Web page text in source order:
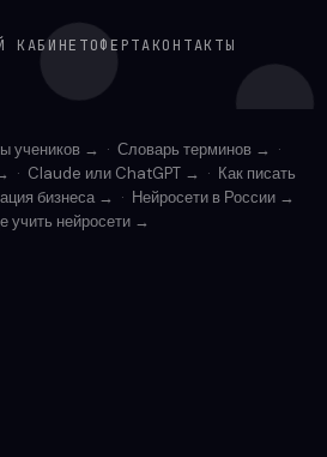
КАБИНЕТОФЕРТАКОНТАКТЫ
учеников → · Словарь терминов → ·
· Claude или ChatGPT → · Как писать
бизнеса → · Нейросети в России →
учить нейросети →